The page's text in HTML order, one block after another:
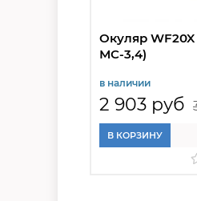
Окуляр
МС-3,4)
в наличии
2 903 руб
В КОРЗИНУ